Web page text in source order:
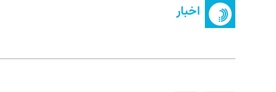
اخبار